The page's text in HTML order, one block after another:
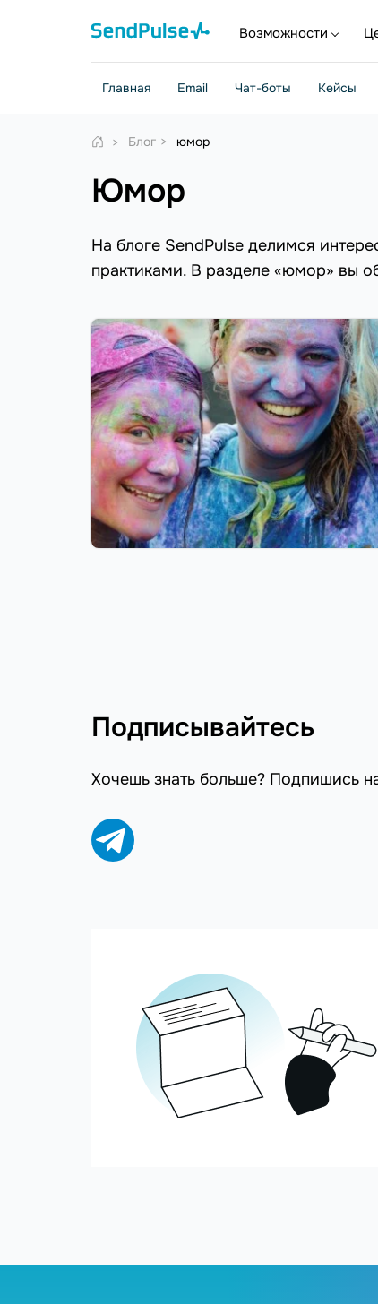
Возможности
Главная Email Чат-боты Кейсы
Блог юмор
юмор
На блоге SendPulse делимся
практиками. В разделе «юмор» вы
Подписывайтесь
Хочешь знать больше? Подпишись